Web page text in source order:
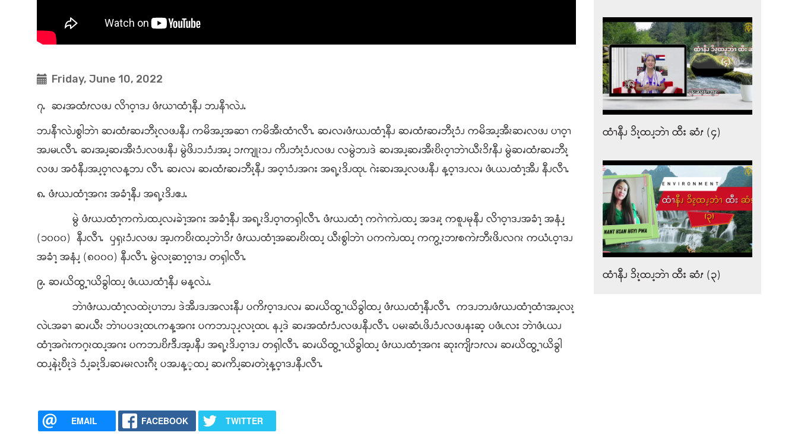
Friday, June 10, 2022
၇ႉ ဆၧအထံၭလဖၪ လိၫဝ့ၫဒၪ ဖံၭယၫထံၫ့နီၪ ဘၪနီၫလဲၪႉ
ဘၪနီၫလဲၪစွါဘဲၫ ဆၧထံၭဆၧဘီၩ့လဖၪနီၪ ကမိအၪ့အဆၫ ကမိအီၩထံၫလီၫႉ ဆၧလၧဖံၭယၪထံၫ့နီၪ ဆၧထံၭဆၧဘီၩ့ၥံၪ ကမိအၪ့အီၩဆၧလဖၪ ပၫဝ့ၫ
အၪမၬလီၫႉ ဆၧအၪ့ဆၧအီၩၥံၪလဖၪနီၪ မွဲဖိၪၥၪၥံၪအၪ့ ၥၭကျုၩၥၪ ကိၪဘံၩ့ၥံၪလဖၪ လမွဲဘၪဒဲ ဆၧအၪ့ဆၧအီၩဎိၩဝ့ၫဘဲၫယီၩၥိၭနီၪ မွဲဆၧထံၭဆၧဘီၩ့
လဖၪ အဝံနီၪအၪ့ဝ့ၫလန့ဘၪ လီၫႉ ဆၧလၧ ဆၧထံၭဆၧဘီၩ့နီၪ အဝ့ၫၥံၪအဂး အရ့ၩဒိၪထုၬ ဂဲးဆၧအၪ့လဖၪနီၪ န့ဝ့ၫဒၪလၧ ဖံၬယၪထံၫ့အီၪ နီၪလီၫႉ
၈ႉ ဖံၭယၪထံၫ့အဂး အခံၫ့နီၪ အရ့ၩဒိၪဧၪႉ
မွဲ ဖံၭယၪထံၫ့ကကဲၪထၪ့လၧခဲၫ့အဂး အခံၫ့နီၪ အရ့ၩဒိၪဝ့ၫတၡါလီၫႉ ဖံၭယၪထံၫ့ ကဂဲၫကဲၪထၪ့ အဒၧၩ့ ကစူၪမုနီၪ လိၫဝ့ၫဒၪအခံၫ့ အနံၪ့
(၁၀၀၀) နီၪလီၫႉ ၦၡၩၥံၪလဖၪ အ့ၪကဎိၩထၪ့ဘဲၫၥိၭ ဖံၭယၪထံၫ့အဆၧဎိၩထၪ့ ယီၩစွါဘဲၫ ပကကဲၪထၪ့ ကကွ့ၩဘၭစကဲၭဘီၩဖိၪလဂၩ ကယံၬဝ့ၫဒၪ
အခံၫ့ အနံၪ့ (၈၀၀၀) နီၪလီၫႉ မွဲလၩ့ဆၫ့ဝ့ၫဒၪ တၡါလီၫႉ
၉ႉ ဆၧယိထွ့ၫယိခွါထၪ့ ဖံၬယၪထံၫ့နီၪ မန့လဲၪႉ
ဘဲၫဖံၭယၪထံၫ့လထဲၩ့ပၫဘၪ ဒဲအီၪဒၪအလးနီၪ ပကိၭဝ့ၫဒၪလၧ ဆၧယိထွ့ၫယိခွါထၪ့ ဖံၭယၪထံၫ့နီၪလီၫႉ ကဒၪဘၪဖံၭယၪထံၫ့ထံၫအၪ့လၩ့
လဲၬအခၫ ဆၧယီၩ ဘဲၫပပဒၩ့ထၬကန့အဂး ပကဘၪၥုၪ့လၩ့ထၬ နၪ့ဒဲ ဆၧအထံၭၥံၪလဖၪနီၪလီၫႉ ပမၩဆံၬဖိၪၥံၪလဖၪနးဆ့ ပဖံၬလး ဘဲၫဖံၬယၪ
ထံၫ့အဂဲးကဂ့ၩထၪ့အဂး ပကဘၪဎိၭဒီၪအ့ၪနီၪ အရ့ၩဒိၪဝ့ၫဒၪ တၡါလီၫႉ ဆၧယိထွ့ၫယိခွါထၪ့ ဖံၭယၪထံၫ့အဂး ဆုးကျိၭၥၭလၧ ဆၧယိထွ့ၫယိခွါ
ထၪ့နဲၩ့ဎီၩ့ဒဲ ၥံၪ့ခၩ့ဒိၪဆၧမၩလးဂီၩ့ ပအၪန့့ထၪ့ ဆၧကိၪ့ဆၧတဲၩ့န့ဝ့ၫဒၪနီၪလီၫႉ
EMAIL FACEBOOK TWITTER
ထံၫနီၪ ၥိၩ့ထၪ့ဘဲၫ ထီး ဆံၭ (၄)
ထံၫနီၪ ၥိၩ့ထၪ့ဘဲၫ ထီး ဆံၭ (၃)